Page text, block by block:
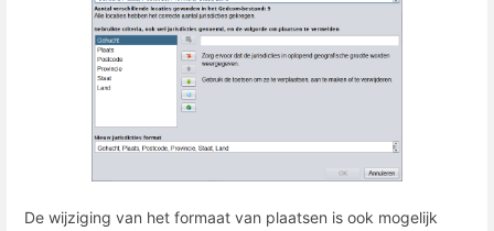
De wijziging van het formaat van plaatsen is ook mogelijk